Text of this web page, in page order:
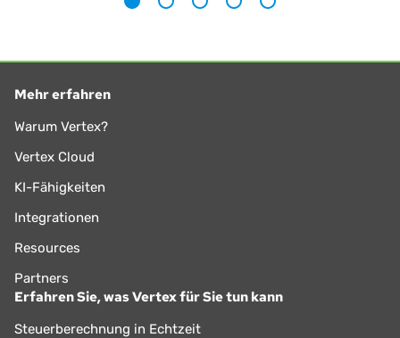
Mehr erfahren
Warum Vertex?
Vertex Cloud
KI-Fähigkeiten
Integrationen
Resources
Partners
Erfahren Sie, was Vertex für Sie tun kann
Steuerberechnung in Echtzeit